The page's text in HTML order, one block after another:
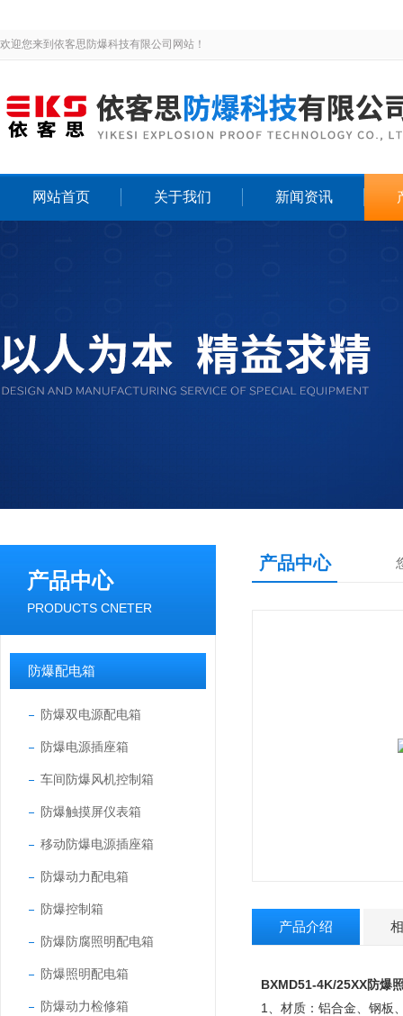
欢迎您来到依客思防爆科技有限公司网站！
网站首页 关于我们 新闻资讯
产品中心
PRODUCTS CNETER
防爆配电箱
防爆双电源配电箱
防爆电源插座箱
车间防爆风机控制箱
防爆触摸屏仪表箱
移动防爆电源插座箱
防爆动力配电箱
防爆控制箱
防爆防腐照明配电箱
防爆照明配电箱
防爆动力检修箱
产品中心
产品介绍
BXMD51-4K/25XX防爆
1、材质：铝合金、钢板